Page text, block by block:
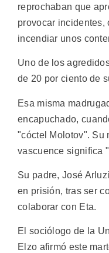
reprochaban que
provocar incidentes,
incendiar unos
Uno de los
de 20 por ciento de
Esa misma
encapuchado,
"cóctel Molotov". Su
vascuence significa
Su padre, José
en prisión, tras ser
colaborar con Eta.
El sociólogo de la
Elzo afirmó este